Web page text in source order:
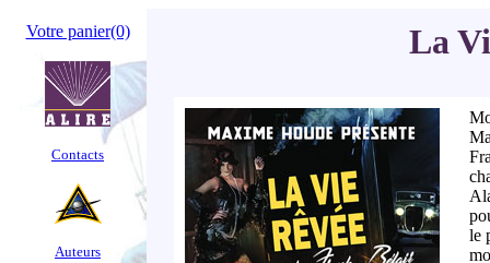
Votre panier(0)
Contacts
Auteurs
La
le